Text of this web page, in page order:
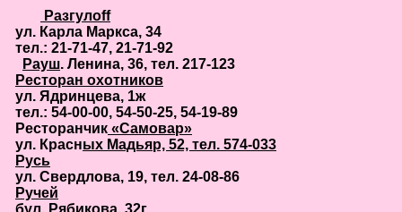
Разгулоff
ул. Карла Маркса, 34
тел.: 21-71-47, 21-71-92
Рауш. Ленина, 36, тел. 217-123
Ресторан охотников
ул. Ядринцева, 1ж
тел.: 54-00-00, 54-50-25, 54-19-89
Ресторанчик «Самовар»
ул. Красных Мадьяр, 52, тел. 574-033
Русь
ул. Свердлова, 19, тел. 24-08-86
Ручей